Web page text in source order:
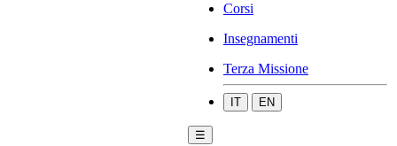
Corsi
Insegnamenti
Terza Missione
IT EN
☰